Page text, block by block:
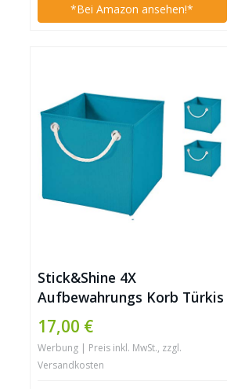
*Bei Amazon ansehen!*
Stick&Shine 4X
Aufbewahrungs Korb Türkis
Faltbox 15 x 15 x 15 cm
Regalkorb faltbar mit
Kordel
17,00 €
Werbung | Preis inkl. MwSt., zzgl.
Versandkosten